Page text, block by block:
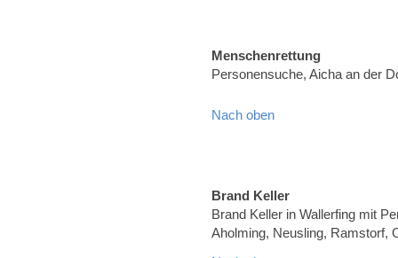
Menschenrettung
Personensuche, Aicha an der
Nach oben
Brand Keller
Brand Keller in Wallerfing mit
Aholming, Neusling, Ramstorf,